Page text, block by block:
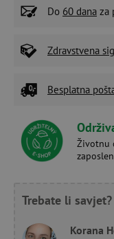
Do 60 dana za
Zdravstvena
Besplatna
Životnu
Trebate li savjet?
Korana